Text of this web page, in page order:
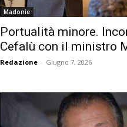
Madonie
Portualità minore.
Cefalù con il ministro
Redazione - Giugno 7, 2026